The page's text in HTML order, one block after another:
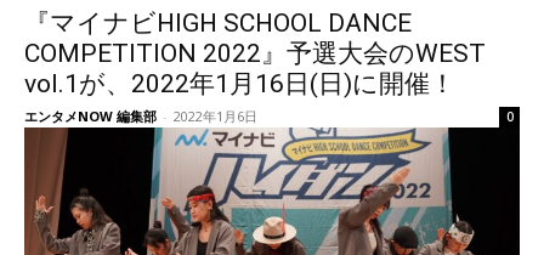
『マイナビHIGH SCHOOL DANCE
COMPETITION 2022』予選大会のWEST
vol.1が、2022年1月16日(日)に開催！
エンタメNOW 編集部 - 2022年1月6日 0